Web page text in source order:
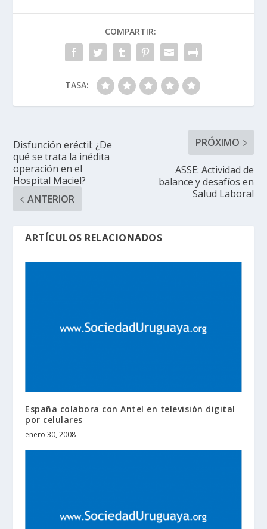
COMPARTIR:
TASA:
Disfunción eréctil: ¿De
qué se trata la inédita
operación en el
Hospital Maciel?
ANTERIOR
PRÓXIMO
ASSE: Actividad de
balance y desafíos en
Salud Laboral
ARTÍCULOS RELACIONADOS
España colabora con Antel en televisión digital
por celulares
enero 30, 2008